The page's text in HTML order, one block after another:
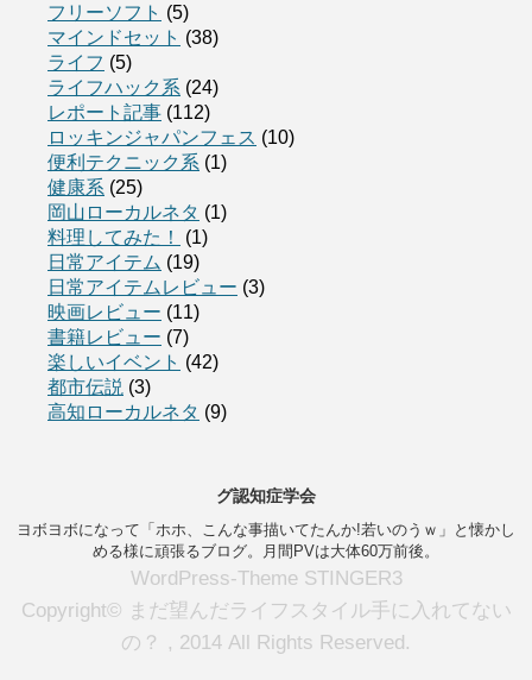
フリーソフト (5)
マインドセット (38)
ライフ (5)
ライフハック系 (24)
レポート記事 (112)
ロッキンジャパンフェス (10)
便利テクニック系 (1)
健康系 (25)
岡山ローカルネタ (1)
料理してみた！
(1)
日常アイテム (19)
日常アイテムレビュー (3)
映画レビュー (11)
書籍レビュー (7)
楽しいイベント (42)
都市伝説 (3)
高知ローカルネタ (9)
グ認知症学会
ヨボヨボになって「ホホ、こんな事描いてたんか!若いのうｗ」と懐かし
める様に頑張るブログ。月間PVは大体60万前後。
WordPress-Theme STINGER3
Copyright© まだ望んだライフスタイル手に入れてない
の？ , 2014 All Rights Reserved.